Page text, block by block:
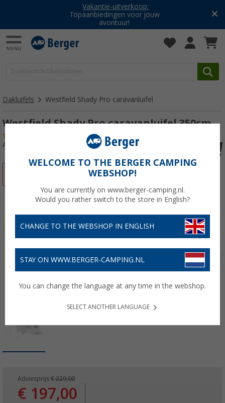
Vakantie-uitverkoop:
Topaanbiedingen voor jouw
avontuur!
Dakluifels Westfield Shady Pro caravanluifel
Westfield Shady Pro caravanluifel 350cm
Artikelnr: 114216
Adviesprijs € 229,00
€ 197,00
WELCOME TO THE BERGER CAMPING
WEBSHOP!
You are currently on www.berger-camping.nl.
Would you rather switch to the store in English?
CHANGE TO THE WEBSHOP IN ENGLISH
STAY ON WWW.BERGER-CAMPING.NL
You can change the language at any time in the webshop.
SELECT ANOTHER LANGUAGE